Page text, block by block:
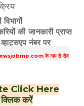
की जानकारी प्राप्त
व्हाट्सएपनंबर पर
के नाम से सेव
Click Here
क्लिक करें